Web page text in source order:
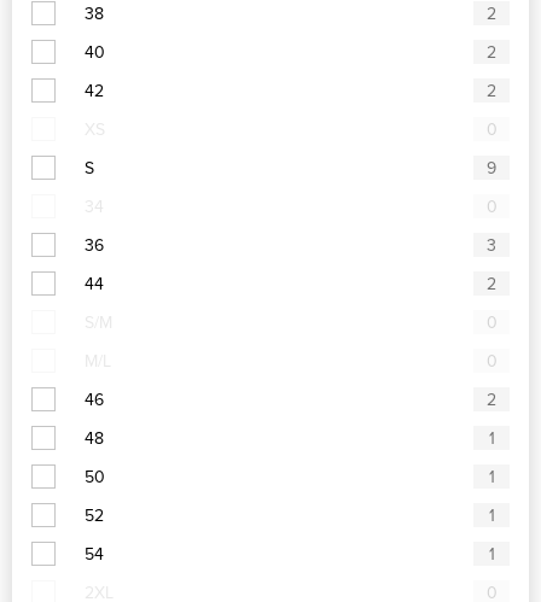
38
2
40
2
42
2
XS
0
S
9
34
0
36
3
44
2
S/M
0
M/L
0
46
2
48
1
50
1
52
1
54
1
2XL
0